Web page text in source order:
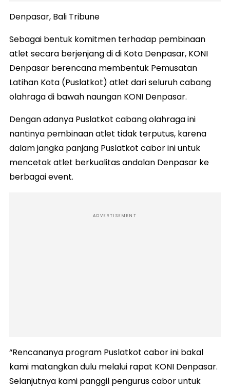
Denpasar, Bali Tribune
Sebagai bentuk komitmen terhadap pembinaan
atlet secara berjenjang di di Kota Denpasar, KONI
Denpasar berencana membentuk Pemusatan
Latihan Kota (Puslatkot) atlet dari seluruh cabang
olahraga di bawah naungan KONI Denpasar.
Dengan adanya Puslatkot cabang olahraga ini
nantinya pembinaan atlet tidak terputus, karena
dalam jangka panjang Puslatkot cabor ini untuk
mencetak atlet berkualitas andalan Denpasar ke
berbagai event.
ADVERTISEMENT
“Rencananya program Puslatkot cabor ini bakal
kami matangkan dulu melalui rapat KONI Denpasar.
Selanjutnya kami panggil pengurus cabor untuk